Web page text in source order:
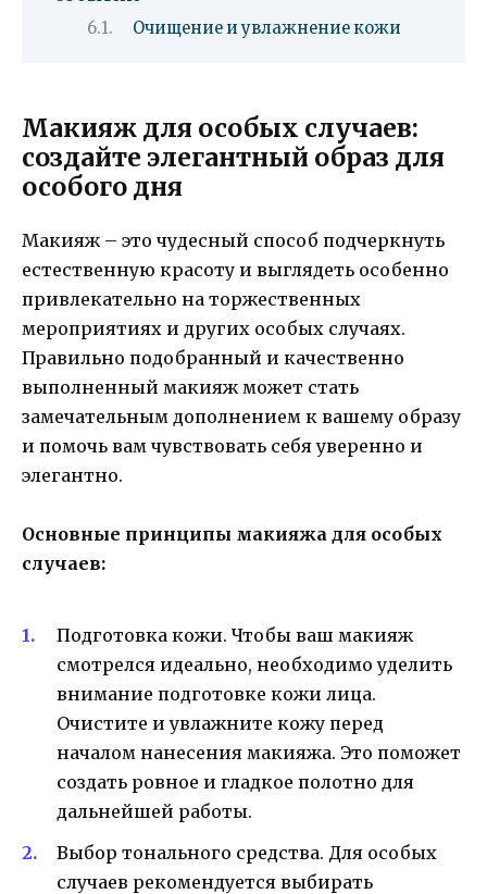
Очищение и увлажнение кожи
Макияж для особых случаев:
создайте элегантный образ для
особого дня
Макияж – это чудесный способ подчеркнуть
естественную красоту и выглядеть особенно
привлекательно на торжественных
мероприятиях и других особых случаях.
Правильно подобранный и качественно
выполненный макияж может стать
замечательным дополнением к вашему образу
и помочь вам чувствовать себя уверенно и
элегантно.
Основные принципы макияжа для особых
случаев:
Подготовка кожи. Чтобы ваш макияж
смотрелся идеально, необходимо уделить
внимание подготовке кожи лица.
Очистите и увлажните кожу перед
началом нанесения макияжа. Это поможет
создать ровное и гладкое полотно для
дальнейшей работы.
Выбор тонального средства. Для особых
случаев рекомендуется выбирать